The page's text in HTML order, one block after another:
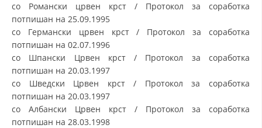
ЕДУКАТИВНО ИНФОРМАТИВНИ МАТЕРИЈАЛИ
БРОШУРИ
со Романски црвен крст / Протокол за соработка
потпишан на 25.09.1995
со Германски црвен крст / Протокол за соработка
потпишан на 02.07.1996
со Шпански Црвен крст / Протокол за соработка
потпишан на 20.03.1997
со Шведски Црвен крст / Протокол за соработка
потпишан на 20.03.1997
со Албански Црвен крст / Протокол за соработка
потпишан на 28.03.1998